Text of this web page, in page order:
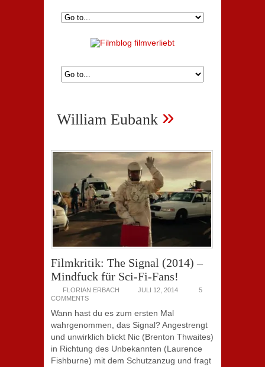
William Eubank »
Filmkritik: The Signal (2014) –
Mindfuck für Sci-Fi-Fans!
FLORIAN ERBACH JULI 12, 2014
5
COMMENTS
Wann hast du es zum ersten Mal
wahrgenommen, das Signal? Angestrengt
und unwirklich blickt Nic (Brenton Thwaites)
in Richtung des Unbekannten (Laurence
Fishburne) mit dem Schutzanzug und fragt